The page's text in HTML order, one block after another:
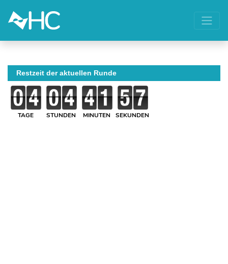
Restzeit der aktuellen Runde
TAGE STUNDEN MINUTEN SEKUNDEN